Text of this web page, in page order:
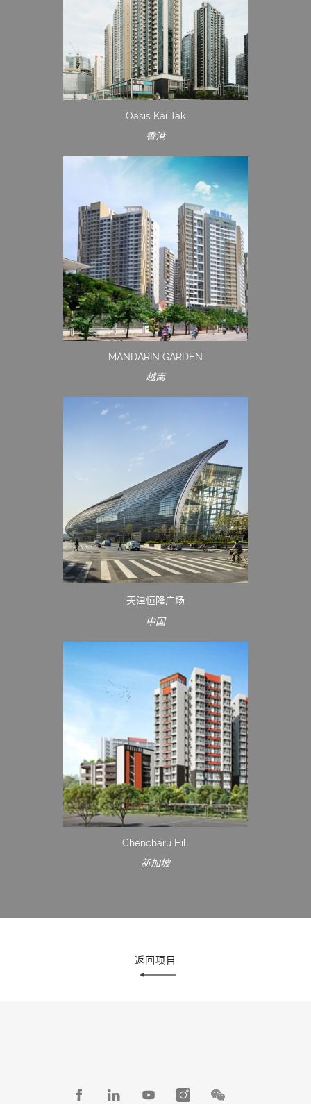
Oasis Kai Tak
香港
MANDARIN GARDEN
越南
天津恒隆广场
中国
Chencharu Hill
新加坡
返回项目